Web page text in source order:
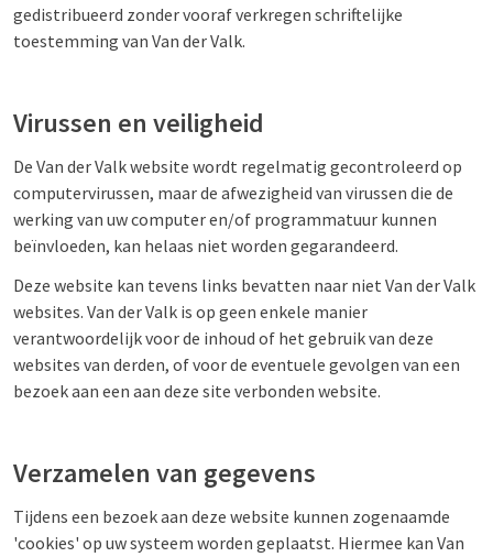
gedistribueerd zonder vooraf verkregen schriftelijke
toestemming van Van der Valk.
Virussen en veiligheid
De Van der Valk website wordt regelmatig gecontroleerd op
computervirussen, maar de afwezigheid van virussen die de
werking van uw computer en/of programmatuur kunnen
beïnvloeden, kan helaas niet worden gegarandeerd.
Deze website kan tevens links bevatten naar niet Van der Valk
websites. Van der Valk is op geen enkele manier
verantwoordelijk voor de inhoud of het gebruik van deze
websites van derden, of voor de eventuele gevolgen van een
bezoek aan een aan deze site verbonden website.
Verzamelen van gegevens
Tijdens een bezoek aan deze website kunnen zogenaamde
'cookies' op uw systeem worden geplaatst. Hiermee kan Van